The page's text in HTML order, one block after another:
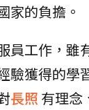
家的負擔。
員工作，雖
驗獲得的學
長照 有理念